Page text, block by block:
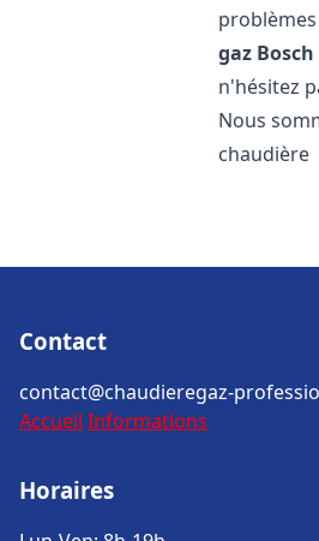
gaz Bosch
n'hésitez
Nous
chaudière
Contact
contact@chaudieregaz-
Accueil Informations
Horaires